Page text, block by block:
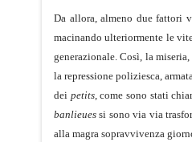
Da allora, almeno due fattori
macinando ulteriormente le
generazionale. Così, la
la repressione poliziesca,
dei petits, come sono stati
banlieues si sono via via
alla magra sopravvivenza